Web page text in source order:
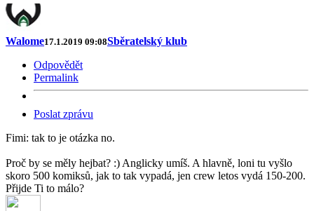
Walome17.1.2019 09:08Sběratelský klub
Odpovědět
Permalink
Poslat zprávu
Fimi: tak to je otázka no.
Proč by se měly hejbat? :) Anglicky umíš. A hlavně, loni tu vyšlo
skoro 500 komiksů, jak to tak vypadá, jen crew letos vydá 150-200.
Přijde Ti to málo?